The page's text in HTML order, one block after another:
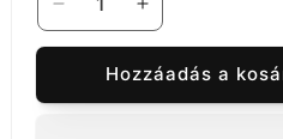
Apple
iPhone
akkumulátor
Apple
iPhone
X
akkumulátor
Hozzáadás a